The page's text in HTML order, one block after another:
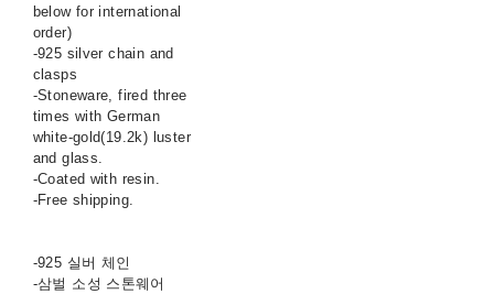
below for international
order)
-925 silver chain and
clasps
-Stoneware, fired three
times with German
white-gold(19.2k) luster
and glass.
-Coated with resin.
-Free shipping.
-925 실버 체인
-삼벌 소성 스톤웨어